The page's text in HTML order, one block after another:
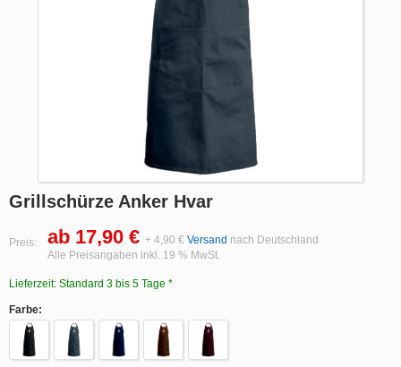
Grillschürze Anker Hvar
Preis: ab 17,90 € + 4,90 € Versand nach Deutschland
Alle Preisangaben inkl. 19 % MwSt.
Lieferzeit: Standard 3 bis 5 Tage *
Farbe: